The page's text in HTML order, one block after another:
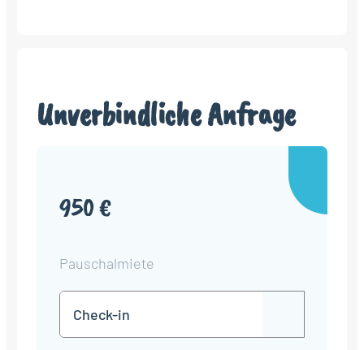
Unverbindliche Anfrage
950 €
Pauschalmiete
in
TT
Punkt